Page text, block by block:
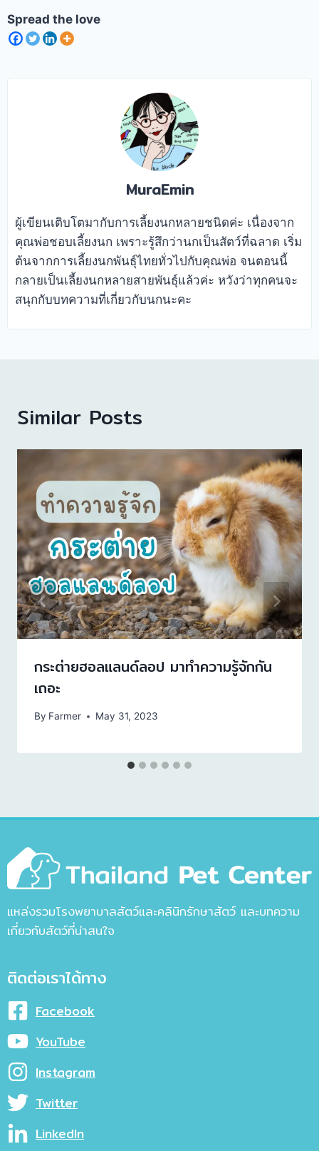
มีนิสัยเชื่อง เลี้ยงง่าย ชอบอยู่กับครอบครัว
และต้องการการดูแลเอาใจใส่ค่อนข้างมาก
Spread the love
MuraEmin
ผู้เขียนเติบโตมากับการเลี้ยงนกหลายชนิดค่ะ เนื่องจาก
คุณพ่อชอบเลี้ยงนก เพราะรู้สึกว่านกเป็นสัตว์ที่ฉลาด เริ่ม
ต้นจากการเลี้ยงนกพันธุ์ไทยทั่วไปกับคุณพ่อ จนตอนนี้
กลายเป็นเลี้ยงนกหลายสายพันธุ์แล้วค่ะ หวังว่าทุกคนจะ
สนุกกับบทความที่เกี่ยวกับนกนะคะ
Similar Posts
กระต่ายฮอลแลนด์ลอป มาทำความรู้จักกัน
เถอะ
By Farmer May 31, 2023
แหล่งรวมโรงพยาบาลสัตว์และคลินิกรักษาสัตว์ และบทความ
เกี่ยวกับสัตว์ที่น่าสนใจ
ติดต่อเราได้ทาง
Facebook
YouTube
Instagram
Twitter
LinkedIn